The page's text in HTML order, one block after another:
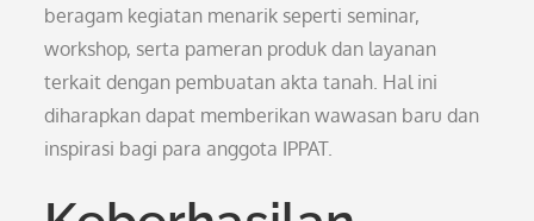
beragam kegiatan menarik seperti seminar,
workshop, serta pameran produk dan layanan
terkait dengan pembuatan akta tanah. Hal ini
diharapkan dapat memberikan wawasan baru dan
inspirasi bagi para anggota IPPAT.